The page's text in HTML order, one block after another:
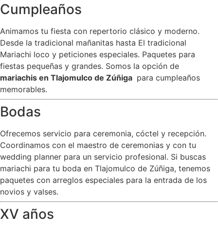
Cumpleaños
Animamos tu fiesta con repertorio clásico y moderno.
Desde la tradicional mañanitas hasta El tradicional
Mariachi loco y peticiones especiales. Paquetes para
fiestas pequeñas y grandes. Somos la opción de
mariachis en Tlajomulco de Zúñiga para cumpleaños
memorables.
Bodas
Ofrecemos servicio para ceremonia, cóctel y recepción.
Coordinamos con el maestro de ceremonias y con tu
wedding planner para un servicio profesional. Si buscas
mariachi para tu boda en Tlajomulco de Zúñiga, tenemos
paquetes con arreglos especiales para la entrada de los
novios y valses.
XV años